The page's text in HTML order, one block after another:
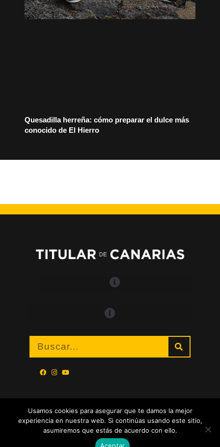
Quesadilla herreña: cómo preparar el dulce más
conocido de El Hierro
Usamos cookies para asegurar que te damos la mejor
experiencia en nuestra web. Si continúas usando este sitio,
asumiremos que estás de acuerdo con ello.
Aceptar